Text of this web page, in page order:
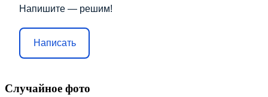
Напишите — решим!
Написать
Случайное фото